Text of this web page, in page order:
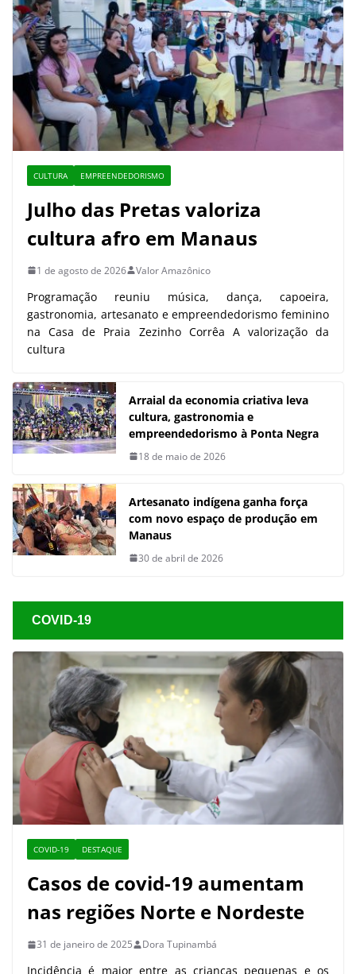
CULTURA EMPREENDEDORISMO
Julho das Pretas valoriza
cultura afro em Manaus
1 de agosto de 2026 Valor Amazônico
Programação reuniu música, dança, capoeira,
gastronomia, artesanato e empreendedorismo feminino
na Casa de Praia Zezinho Corrêa A valorização da
cultura
Arraial da economia criativa leva
cultura, gastronomia e
empreendedorismo à Ponta Negra
18 de maio de 2026
Artesanato indígena ganha força
com novo espaço de produção em
Manaus
30 de abril de 2026
COVID-19
COVID-19 DESTAQUE
Casos de covid-19 aumentam
nas regiões Norte e Nordeste
31 de janeiro de 2025 Dora Tupinambá
Incidência é maior entre as crianças pequenas e os